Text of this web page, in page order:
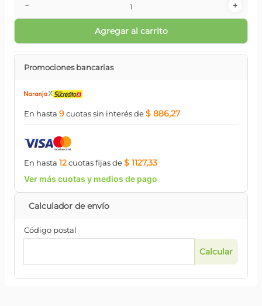
＋
－
Agregar al carrito
Promociones bancarias
En hasta 9cuotassin interésde$ 886,27
En hasta 12cuotasfijasde$ 1127,33
Ver más cuotas y medios de pago
Código postal